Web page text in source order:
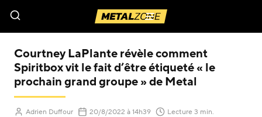
Menu
Courtney LaPlante révèle comment
Spiritbox vit le fait d’être étiqueté « le
prochain grand groupe » de Metal
Adrien Duffour 20/8/2022 (Mis à jour le)
à 14h39 Lecture 3 min.